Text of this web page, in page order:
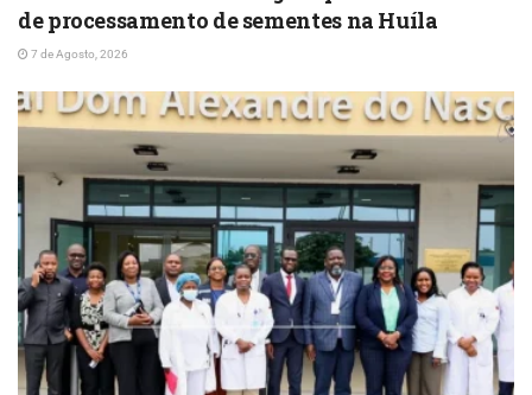
de processamento de sementes na Huíla
7 de Agosto, 2026